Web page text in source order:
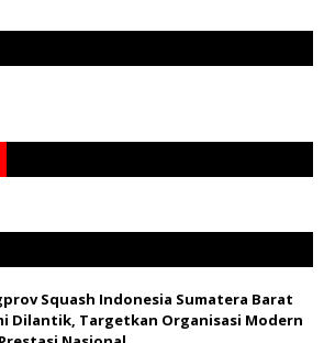
Squash Indonesia Sumatera Barat
Dilantik, Targetkan Organisasi Modern